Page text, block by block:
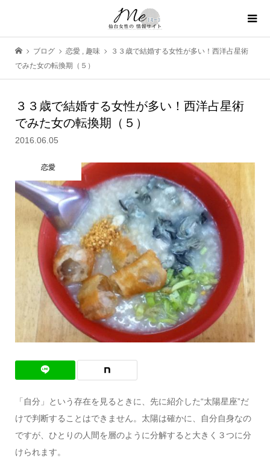
ブログ 恋愛 , 趣味
３３歳で結婚する女性が多い！西洋占星術
でみた女の転換期（５）
３３歳で結婚する女性が多い！西洋占星術
でみた女の転換期（５）
2016.06.05
恋愛
「自分」という存在を見るときに、先に紹介した“太陽星座”だ
けで判断することはできません。太陽は確かに、自分自身なの
ですが、ひとりの人間を層のように分解すると大きく３つに分
けられます。